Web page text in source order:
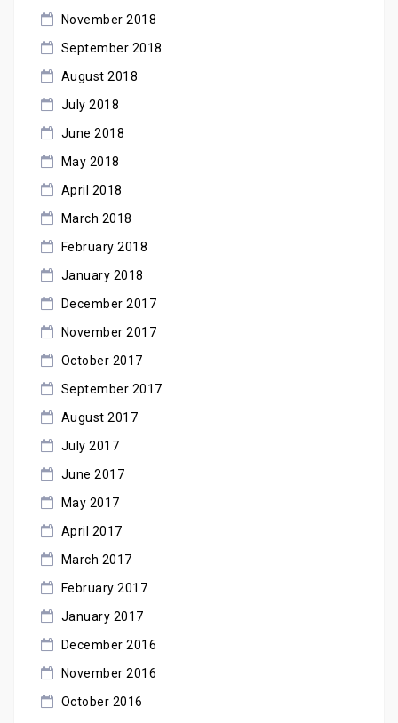
November 2018
September 2018
August 2018
July 2018
June 2018
May 2018
April 2018
March 2018
February 2018
January 2018
December 2017
November 2017
October 2017
September 2017
August 2017
July 2017
June 2017
May 2017
April 2017
March 2017
February 2017
January 2017
December 2016
November 2016
October 2016